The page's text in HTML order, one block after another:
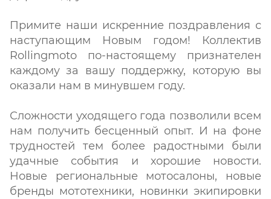
Примите наши искренние поздравления с
наступающим Новым годом! Коллектив
Rollingmoto по-настоящему признателен
каждому за вашу поддержку, которую вы
оказали нам в минувшем году.
Сложности уходящего года позволили всем
нам получить бесценный опыт. И на фоне
трудностей тем более радостными были
удачные события и хорошие новости.
Новые региональные мотосалоны, новые
бренды мототехники, новинки экипировки